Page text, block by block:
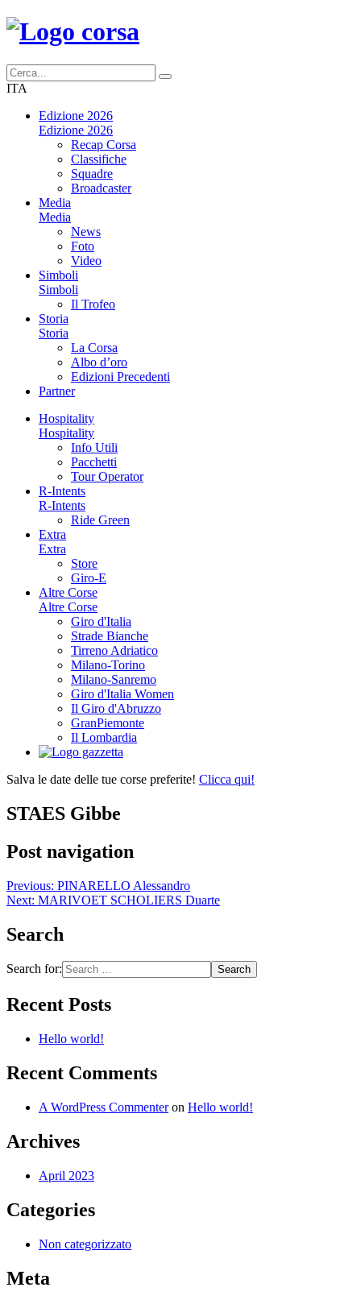
ITA
Edizione 2026
Edizione 2026
Recap Corsa
Classifiche
Squadre
Broadcaster
Media
Media
News
Foto
Video
Simboli
Simboli
Il Trofeo
Storia
Storia
La Corsa
Albo d’oro
Edizioni Precedenti
Partner
Hospitality
Hospitality
Info Utili
Pacchetti
Tour Operator
R-Intents
R-Intents
Ride Green
Extra
Extra
Store
Giro-E
Altre Corse
Altre Corse
Giro d'Italia
Strade Bianche
Tirreno Adriatico
Milano-Torino
Milano-Sanremo
Giro d'Italia Women
Il Giro d'Abruzzo
GranPiemonte
Il Lombardia
Salva le date delle tue corse preferite! Clicca qui!
STAES Gibbe
Post navigation
Previous: PINARELLO Alessandro
Next: MARIVOET SCHOLIERS Duarte
Search
Search for:
Recent Posts
Hello world!
Recent Comments
A WordPress Commenteron Hello world!
Archives
April 2023
Categories
Non categorizzato
Meta